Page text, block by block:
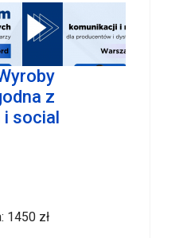
z
i social
1450 zł